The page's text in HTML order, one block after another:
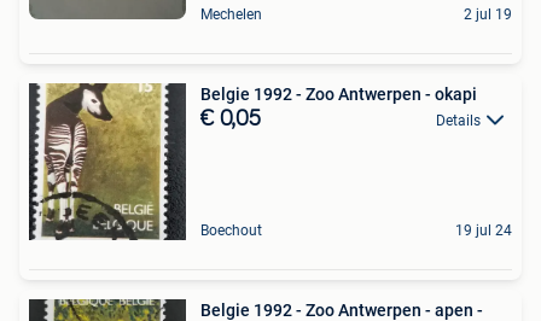
Mechelen 2 jul 19
Belgie 1992 - Zoo Antwerpen - okapi
€ 0,05 Details
Boechout 19 jul 24
Belgie 1992 - Zoo Antwerpen - apen -